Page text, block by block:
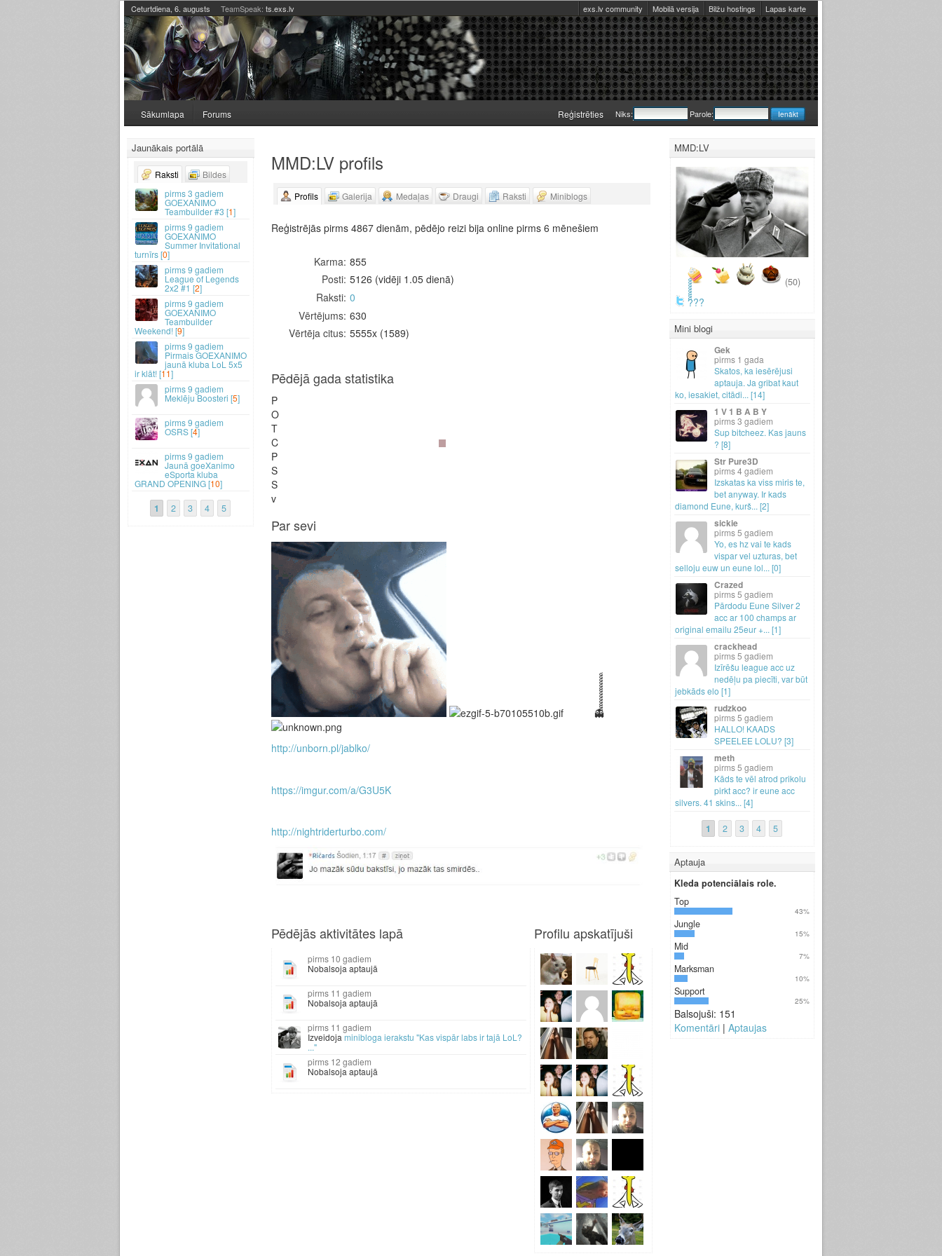
exs.lv community Mobilā versija Bilžu hostings Lapas karte
Ceturtdiena, 6. augusts TeamSpeak: ts.exs.lv
Sākumlapa Forums Reģistrēties Niks: Parole:
MMD:LV profils
Profils Galerija Medaļas Draugi Raksti Miniblogs
Reģistrējās pirms 4867 dienām, pēdējo reizi bija online pirms 6 mēnešiem
Karma 855
Posti 5126 (vidēji 1.05 dienā)
Raksti 0
Vērtējums 630
Vērtēja citus 5555x (1589)
Pēdējā gada statistika
P
O
T
C
P
S
S
v
Par sevi
👻็็็็็็็็็็็็็็
http://unborn.pl/jablko/
https://imgur.com/a/G3U5K
http://nightriderturbo.com/
Pēdējās aktivitātes lapā
10 gadiem
Nobalsoja aptaujā
11 gadiem
Nobalsoja aptaujā
11 gadiem
Izveidojaminibloga ierakstu "Kas vispār labs ir tajā LoL?
..."
12 gadiem
Nobalsoja aptaujā
Profilu apskatījuši
Jaunākais portālā
Raksti
Bildes
3 gadiem
GOEXANIMO
Teambuilder #3 [1]
9 gadiem
GOEXANIMO
Summer Invitational
turnīrs [0]
9 gadiem
League of Legends
2x2 #1 [2]
9 gadiem
GOEXANIMO
Teambuilder
Weekend! [9]
9 gadiem
Pirmais GOEXANIMO
jaunā kluba LoL 5x5
ir klāt! [11]
9 gadiem
Meklēju Boosteri [5]
9 gadiem
OSRS [4]
9 gadiem
Jaunā goeXanimo
eSporta kluba
GRAND OPENING [10]
1 2 3 4 5
MMD:LV
(50)
?็็็็็็็็??
Mini blogi
Gek
1 gada
Skatos, ka iesērējusi
aptauja. Ja gribat kaut
ko, iesakiet, citādi... [14]
1 V 1 B A B Y
3 gadiem
Sup bitcheez. Kas jauns
? [8]
Str Pure3D
4 gadiem
Izskatas ka viss miris te,
bet anyway. Ir kads
diamond Eune, kurš... [2]
sickie
5 gadiem
Yo, es hz vai te kads
vispar vel uzturas, bet
selloju euw un eune lol... [0]
Crazed
5 gadiem
Pārdodu Eune Silver 2
acc ar 100 champs ar
original emailu 25eur +... [1]
crackhead
5 gadiem
Izīrēšu league acc uz
nedēļu pa piecīti, var būt
jebkāds elo [1]
rudzkoo
5 gadiem
HALLO! KAADS
SPEELEE LOLU? [3]
meth
5 gadiem
Kāds te vēl atrod prikolu
pirkt acc? ir eune acc
silvers. 41 skins... [4]
1 2 3 4 5
Aptauja
Kleda potenciālais role.
Top
43%
Jungle
15%
Mid
7%
Marksman
10%
Support
25%
Balsojuši: 151
Komentāri | Aptaujas